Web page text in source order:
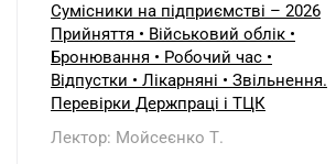
Сумісники на підприємстві – 2026
Прийняття • Військовий облік •
Бронювання • Робочий час •
Відпустки • Лікарняні • Звільнення.
Перевірки Держпраці і ТЦК
Лектор: Мойсеєнко Т.